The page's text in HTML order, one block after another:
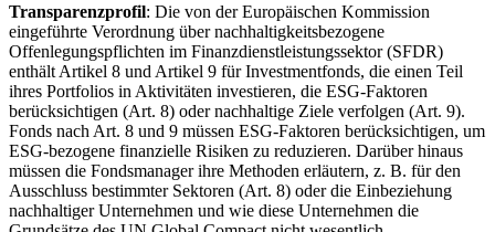
Transparenzprofil: Die von der Europäischen Kommission
eingeführte Verordnung über nachhaltigkeitsbezogene
Offenlegungspflichten im Finanzdienstleistungssektor (SFDR)
enthält Artikel 8 und Artikel 9 für Investmentfonds, die einen Teil
ihres Portfolios in Aktivitäten investieren, die ESG-Faktoren
berücksichtigen (Art. 8) oder nachhaltige Ziele verfolgen (Art. 9).
Fonds nach Art. 8 und 9 müssen ESG-Faktoren berücksichtigen, um
ESG-bezogene finanzielle Risiken zu reduzieren. Darüber hinaus
müssen die Fondsmanager ihre Methoden erläutern, z. B. für den
Ausschluss bestimmter Sektoren (Art. 8) oder die Einbeziehung
nachhaltiger Unternehmen und wie diese Unternehmen die